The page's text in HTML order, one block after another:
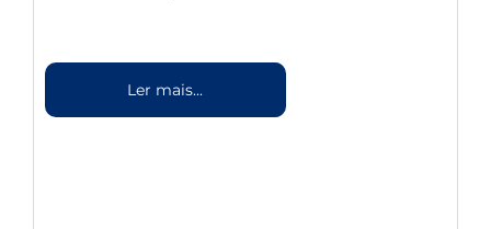
Ler mais...